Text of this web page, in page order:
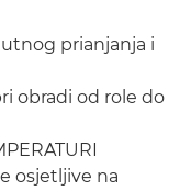
prianjanja i
obradi od role do
osjetljive na